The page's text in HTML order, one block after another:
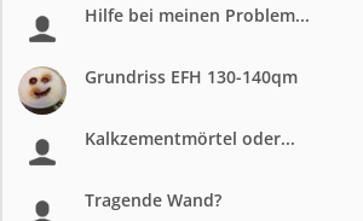
Hilfe bei meinen Problem...
Grundriss EFH 130-140qm
Kalkzementmörtel oder...
Tragende Wand?